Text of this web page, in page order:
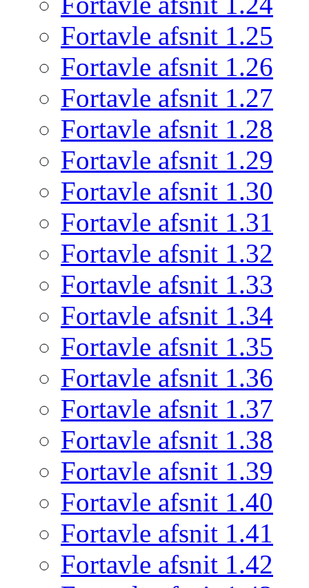
Fortavle afsnit 1.25
Fortavle afsnit 1.26
Fortavle afsnit 1.27
Fortavle afsnit 1.28
Fortavle afsnit 1.29
Fortavle afsnit 1.30
Fortavle afsnit 1.31
Fortavle afsnit 1.32
Fortavle afsnit 1.33
Fortavle afsnit 1.34
Fortavle afsnit 1.35
Fortavle afsnit 1.36
Fortavle afsnit 1.37
Fortavle afsnit 1.38
Fortavle afsnit 1.39
Fortavle afsnit 1.40
Fortavle afsnit 1.41
Fortavle afsnit 1.42